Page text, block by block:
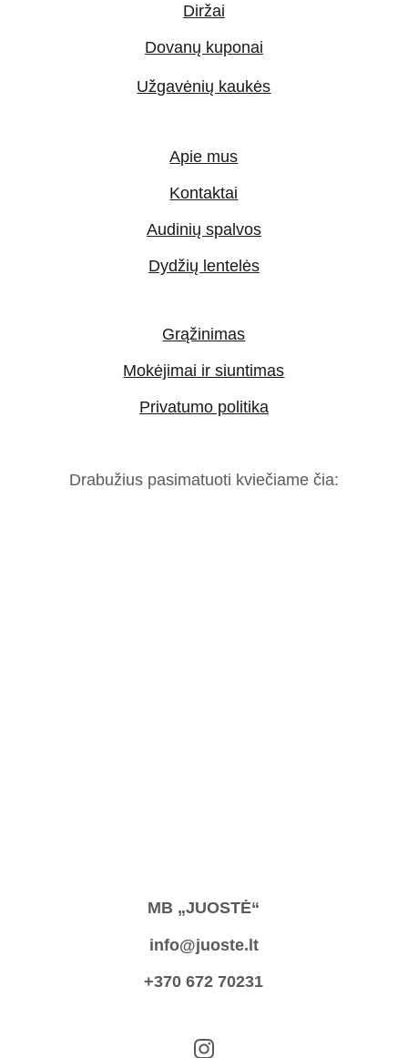
MB „JUOSTĖ“
Mokėjimai ir siuntimas
Apie mus
Grąžinimas
Drabužius pasimatuoti kviečiame čia:
info@juoste.lt
+370 672 70231
Privatumo politika
Kontaktai
Audinių spalvos
Dydžių lentelės
Dovanų kuponai
Diržai
Užgavėnių kaukės